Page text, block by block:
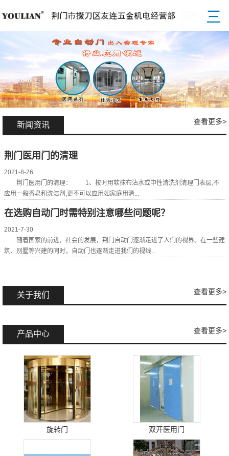
三
新闻资讯 查看更多>
荆门医用门的清理
2021-8-26
荆门医用门的清理： 1、按时用软抹布沾水或中性清洗剂清理门表层,不
应用一般香皂和洗洁剂,更不可以应用如家庭用清...
在选购自动门时需特别注意哪些问题呢？
2021-7-30
随着国家的前进，社会的发展，荆门自动门逐渐走进了人们的视界。在一些建
筑、别墅等兴建的同时，自动门也逐渐走进我们的视线...
关于我们 查看更多>
产品中心 查看更多>
旋转门 双开医用门